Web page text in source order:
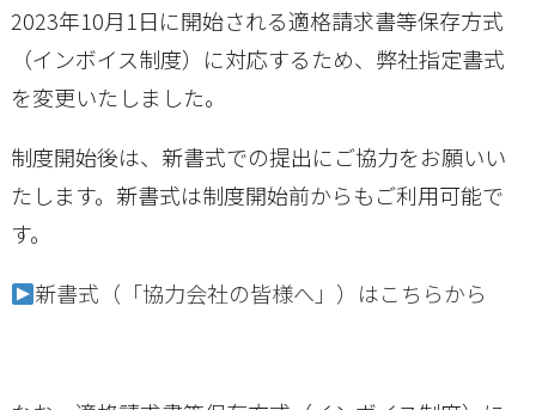
2023年10月1日に開始される適格請求書等保存方式
（インボイス制度）に対応するため、弊社指定書式
を変更いたしました。
制度開始後は、新書式での提出にご協力をお願いい
たします。新書式は制度開始前からもご利用可能で
す。
新書式（「協力会社の皆様へ」）はこちらから